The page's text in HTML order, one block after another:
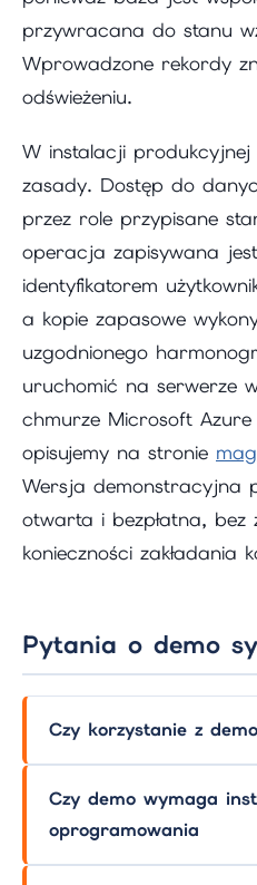
przywracana do stanu
Wprowadzone rekordy
odświeżeniu.
W instalacji produkcyjnej
zasady. Dostęp do
przez role przypisane
operacja zapisywana
identyfikatorem
a kopie zapasowe
uzgodnionego
uruchomić na serwerze
chmurze Microsoft
opisujemy na stronie
Wersja demonstracyjna
otwarta i bezpłatna, bez
konieczności zakładania
Pytania o demo
Czy korzystanie z
Czy demo wymaga
oprogramowania